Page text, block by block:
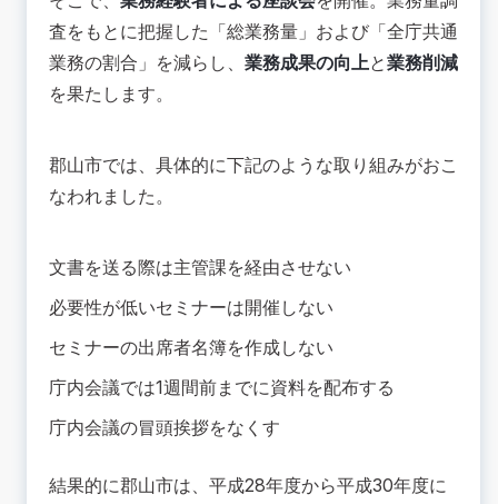
査をもとに把握した「総業務量」および「全庁共通
業務の割合」を減らし、 業務成果の向上と業務削減
を果たします。
郡山市では、具体的に下記のような取り組みがおこ
なわれました。
文書を送る際は主管課を経由させない
必要性が低いセミナーは開催しない
セミナーの出席者名簿を作成しない
庁内会議では1週間前までに資料を配布する
庁内会議の冒頭挨拶をなくす
結果的に郡山市は、平成28年度から平成30年度に